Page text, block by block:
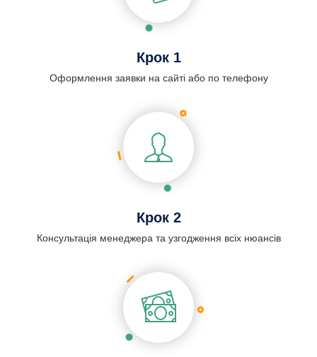
Крок 1
Оформлення заявки на сайті або по телефону
Крок 2
Консультація менеджера та узгодження всіх нюансів